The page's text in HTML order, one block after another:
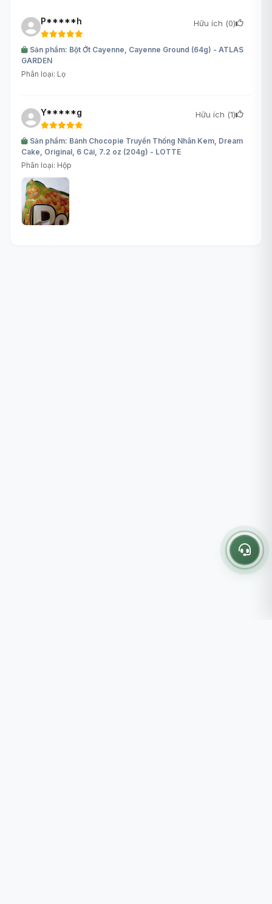
P*****h Hữu ích (0)
Sản phẩm: Bột Ớt Cayenne, Cayenne Ground (64g) - ATLAS
GARDEN
Phân loại: Lọ
Y*****g Hữu ích (1)
Sản phẩm: Bánh Chocopie Truyền Thống Nhân Kem, Dream
Cake, Original, 6 Cái, 7.2 oz (204g) - LOTTE
Phân loại: Hộp